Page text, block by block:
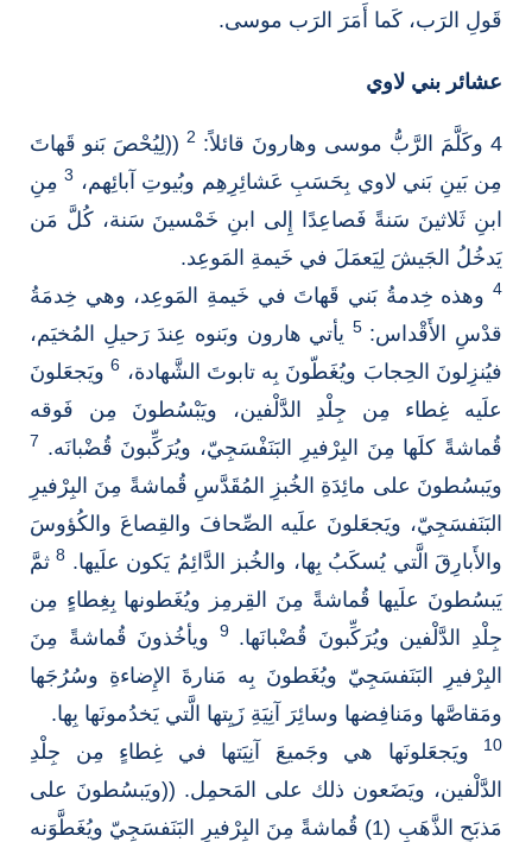
قَولِ الرَب، كَما أَمَرَ الرَب موسى.
عشائر بني لاوي
4 وكَلَّمَ الرَّبُّ موسى وهارونَ قائلاً: 2 ((لِيُحْصَ بَنو قَهاتَ
مِن بَينِ بَني لاوي بِحَسَبِ عَشائِرِهِم وبُيوتِ آبائِهم، 3مِنِ
ابنِ ثَلاثينَ سَنةً فَصاعِدًا إِلى ابنِ خَمْسينَ سَنة، كُلَّ مَن
يَدخُلُ الجَيشَ لِيَعمَلَ في خَيمةِ المَوعِد.
4 وهذه خِدمةُ بَني قَهاتَ في خَيمةِ المَوعِد، وهي خِدمَةُ
قدْسِ الأَقْداس:5 يأتي هارون وبَنوه عِندَ رَحيلِ المُخيَم،
فيُنزِلونَ الحِجابَ ويُغَطّونَ بِه تابوتَ الشَّهادة، 6ويَجعَلونَ
علَيه غِطاء مِن جِلْدِ الدَّلْفين، ويَبْسُطونَ مِن فَوقه
قُماشةً كلَها مِنَ البِرْفيرِ البَنَفْسَجِيّ، ويُرَكِّبونَ قُضْبانَه. 7
ويَبسُطونَ على مائِدَةِ الخُبزِ المُقَدَّسِ قُماشةً مِنَ البِرْفيرِ
البَنَفسَجِيّ، ويَجعَلونَ علَيه الصِّحافَ والقِصاعَ والكُؤوسَ
والأَبارِقَ الَّتي يُسكَبُ بِها، والخُبز الدَّائِمُ يَكون علَيها. 8ثمَّ
يَبسُطونَ علَيها قُماشةً مِنَ القِرمِز ويُغَطونها بِغِطاءٍ مِن
جِلْدِ الدَّلْفين ويُرَكِّبونَ قُضْبانَها.9
ويأخُذونَ قُماشةً مِنَ
البِرْفيرِ البَنَفسَجِيّ ويُغَطونَ بِه مَنارةَ الإِضاءةِ وسُرُجَها
ومَقاصَّها ومَنافِضها وسائِرَ آنِيَةِ زَيِتها الَّتي يَخدُمونَها بِها.
10
ويَجعَلونَها هي وجَميعَ آنِيَتها في غِطاءٍ مِن جِلْدِ
الدَّلْفين، ويَضَعون ذلك على المَحمِل. ((ويَبسُطونَ على
مَذبَحِ الذَّهَبِ (1) قُماشةً مِنَ البِرْفيرِ البَنَفسَجِيّ ويُغَطَّوَنه